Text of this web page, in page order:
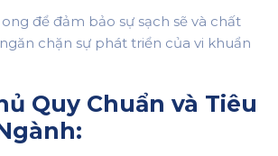
để đảm bảo sự sạch sẽ và chất
chặn sự phát triển của vi khuẩn
Quy Chuẩn và Tiêu